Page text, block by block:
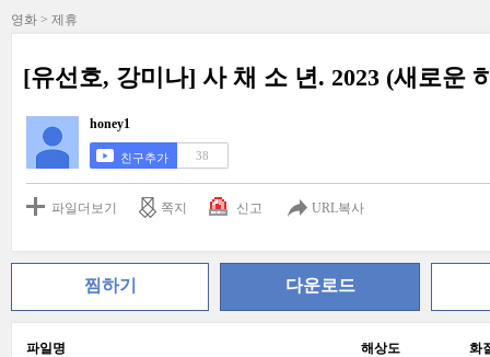
영화 > 제휴
[유선호, 강미나] 사 채 소 년. 2023 (새로운
honey1
친구추가 38
파일더보기 쪽지 신고 URL복사
찜하기 다운로드
파일명 해상도 화